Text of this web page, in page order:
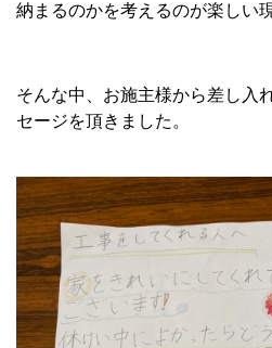
納まるのかを考えるのが楽しい
そんな中、お施主様から差し入
セージを頂きました。